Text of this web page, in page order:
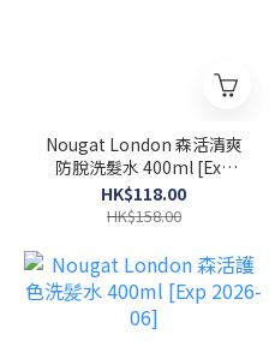
Nougat London 森活清爽
防脫洗髮水 400ml [Exp
2027-03]
HK$118.00
HK$158.00